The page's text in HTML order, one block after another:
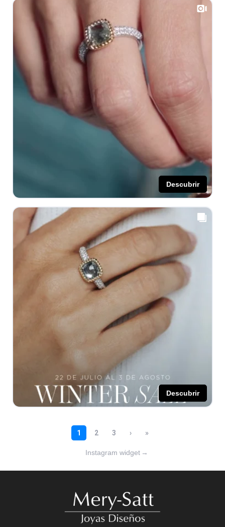
Instagram widget →